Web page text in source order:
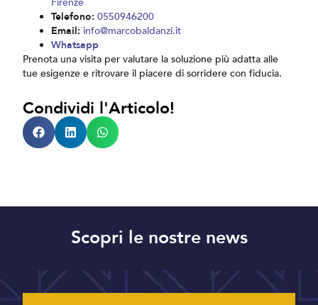
Telefono: 0550946200
Email: info@marcobaldanzi.it
Whatsapp
Prenota una visita per valutare la soluzione più adatta alle
tue esigenze e ritrovare il piacere di sorridere con fiducia.
Condividi l'Articolo!
Scopri le nostre news